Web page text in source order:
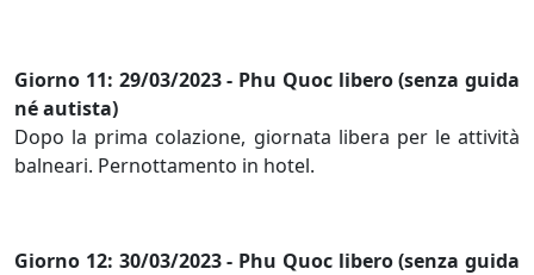
Giorno 11: 29/03/2023 - Phu Quoc libero (senza guida
né autista)
Dopo la prima colazione, giornata libera per le attività
balneari. Pernottamento in hotel.
Giorno 12: 30/03/2023 - Phu Quoc libero (senza guida